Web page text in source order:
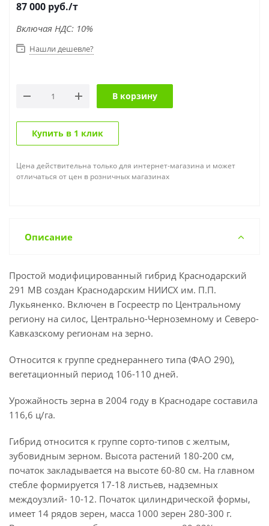
87 000 руб./т
Включая НДС: 10%
Нашли дешевле?
В корзину
Купить в 1 клик
Цена действительна только для интернет-магазина и может
отличаться от цен в розничных магазинах
Описание
Простой модифицированный гибрид Краснодарский
291 МВ создан Краснодарским НИИСХ им. П.П.
Лукьяненко. Включен в Госреестр по Центральному
региону на силос, Центрально-Черноземному и Северо-
Кавказскому регионам на зерно.
Относится к группе среднераннего типа (ФАО 290),
вегетационный период 106-110 дней.
Урожайность зерна в 2004 году в Краснодаре составила
116,6 ц/га.
Гибрид относится к группе сорто-типов с желтым,
зубовидным зерном. Высота растений 180-200 см,
початок закладывается на высоте 60-80 см. На главном
стебле формируется 17-18 листьев, надземных
междоузлий- 10-12. Початок цилиндрической формы,
имеет 14 рядов зерен, масса 1000 зерен 280-300 г.